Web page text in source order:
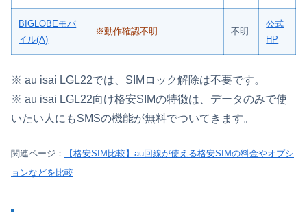
BIGLOBEモバ
イル(A)
※動作確認不明 不明
公式
HP
※ au isai LGL22では、SIMロック解除は不要です。
※ au isai LGL22向け格安SIMの特徴は、データのみで使
いたい人にもSMSの機能が無料でついてきます。
関連ページ：
【格安SIM比較】au回線が使える格安SIMの料金やオプシ
ョンなどを比較